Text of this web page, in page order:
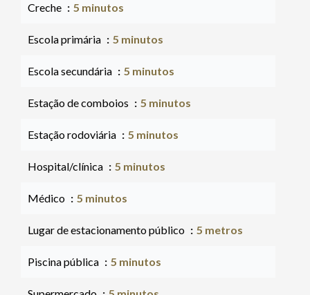
Creche 5 minutos
Escola primária 5 minutos
Escola secundária 5 minutos
Estação de comboios 5 minutos
Estação rodoviária 5 minutos
Hospital/clínica 5 minutos
Médico 5 minutos
Lugar de estacionamento público 5 metros
Piscina pública 5 minutos